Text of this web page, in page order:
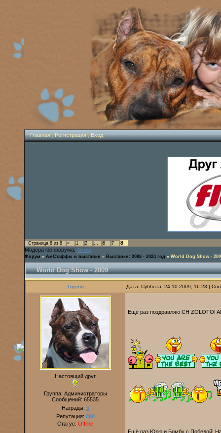
Главная|Регистрация|Вход
Страница 8 из 8 « 1 2 … 6 7
8
Модератор форума: Amulet
Форум » АмСтаффы и выставки » Выставки: 2008 - 2024 год » World Dog Show -
World Dog Show - 2009
Tigrino Дата: Суббота, 24.10.2009, 16:23 |
Настоящий друг
Группа: Администраторы
Сообщений: 65535
Награды: 3
Репутация: 890
Статус: Offline
Ещё раз поздравляю CH
Ещё раз Юлю и Бомбу с Победой!